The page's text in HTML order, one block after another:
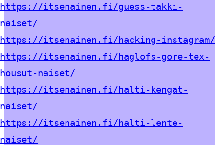
https://itsenainen.fi/guess-takki-
naiset/
https://itsenainen.fi/hacking-instagram/
https://itsenainen.fi/haglofs-gore-tex-
housut-naiset/
https://itsenainen.fi/halti-kengat-
naiset/
https://itsenainen.fi/halti-lente-
naiset/